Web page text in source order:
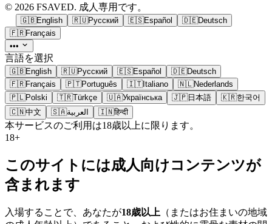
© 2026 FSAVED. 成人専用です。
🇬🇧English 🇷🇺Русский 🇪🇸Español 🇩🇪Deutsch
🇫🇷Français
•••
言語を選択
🇬🇧English 🇷🇺Русский 🇪🇸Español 🇩🇪Deutsch
🇫🇷Français 🇵🇹Português 🇮🇹Italiano 🇳🇱Nederlands
🇵🇱Polski 🇹🇷Türkçe 🇺🇦Українська 🇯🇵日本語 🇰🇷한국어
🇨🇳中文 🇸🇦العربية 🇮🇳हिन्दी
本サービスのご利用は18歳以上に限ります。
18+
このサイトには成人向けコンテンツが
含まれます
入場することで、あなたが18歳以上 （またはお住まいの地域